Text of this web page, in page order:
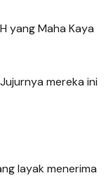
yang Maha Kaya
mereka ini
layak menerima